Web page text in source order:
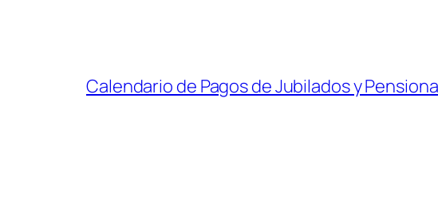
Calendario de Pagos de Jubilados y